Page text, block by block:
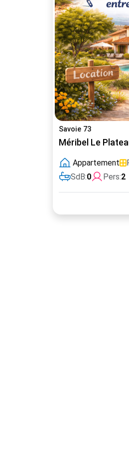
Savoie 73
Méribel Le
Appartement
SdB:0 Pers:2